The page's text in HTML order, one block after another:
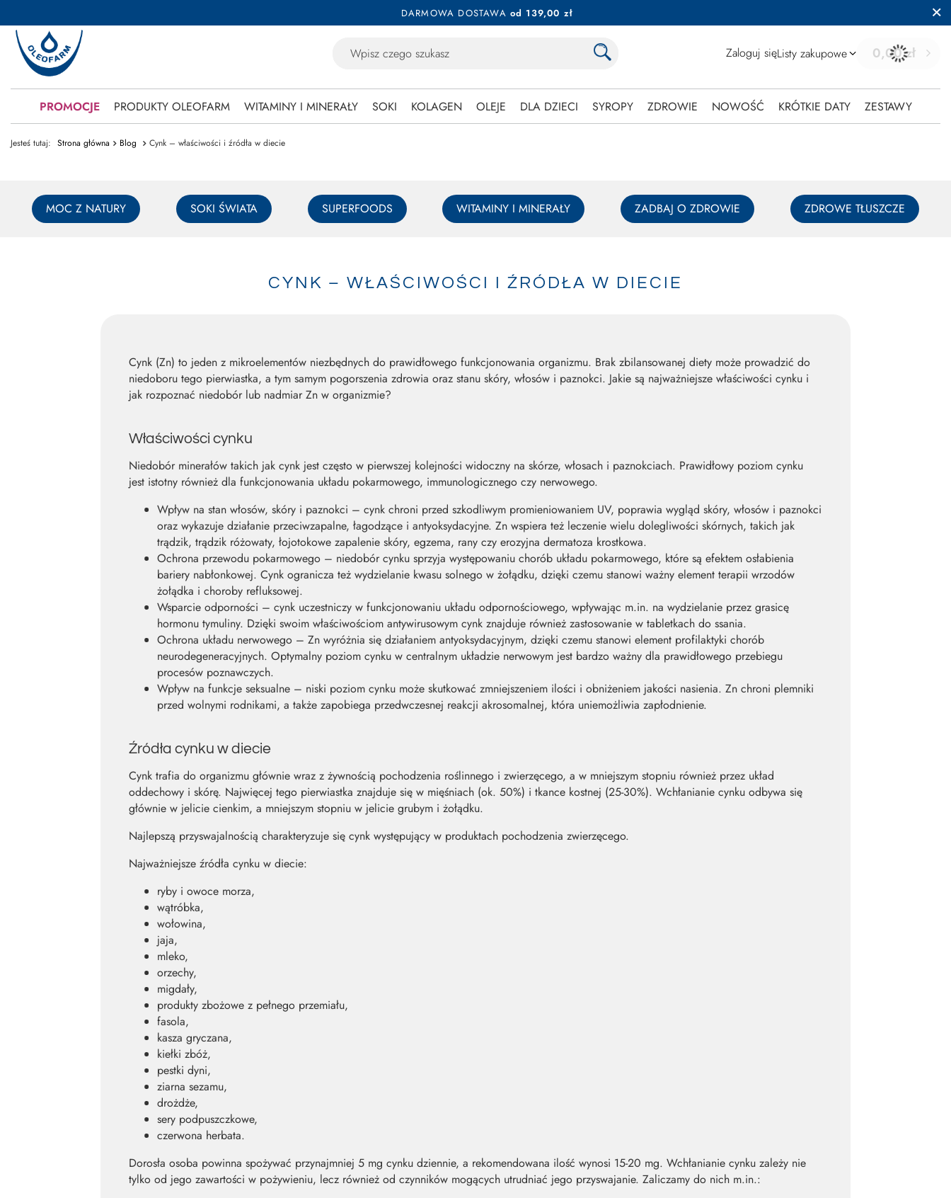
DARMOWA DOSTAWA od 139,00 zł
Zaloguj sięListy zakupowe 0,00 zł
PROMOCJE PRODUKTY OLEOFARM WITAMINY I MINERAŁY SOKI KOLAGEN OLEJE DLA DZIECI SYROPY ZDROWIE NOWOŚĆ KRÓTKIE DATY ZESTAWY
Jesteś tutaj: Strona główna Blog Cynk – właściwości i źródła w diecie
MOC Z NATURY SOKI ŚWIATA SUPERFOODS WITAMINY I MINERAŁY ZADBAJ O ZDROWIE ZDROWE TŁUSZCZE
CYNK – WŁAŚCIWOŚCI I ŹRÓDŁA W DIECIE
Cynk (Zn) to jeden z mikroelementów niezbędnych do prawidłowego funkcjonowania organizmu. Brak zbilansowanej diety może prowadzić do
niedoboru tego pierwiastka, a tym samym pogorszenia zdrowia oraz stanu skóry, włosów i paznokci. Jakie są najważniejsze właściwości cynku i
jak rozpoznać niedobór lub nadmiar Zn w organizmie?
Właściwości cynku
Niedobór minerałów takich jak cynk jest często w pierwszej kolejności widoczny na skórze, włosach i paznokciach. Prawidłowy poziom cynku
jest istotny również dla funkcjonowania układu pokarmowego, immunologicznego czy nerwowego.
Wpływ na stan włosów, skóry i paznokci – cynk chroni przed szkodliwym promieniowaniem UV, poprawia wygląd skóry, włosów i paznokci
oraz wykazuje działanie przeciwzapalne, łagodzące i antyoksydacyjne. Zn wspiera też leczenie wielu dolegliwości skórnych, takich jak
trądzik, trądzik różowaty, łojotokowe zapalenie skóry, egzema, rany czy erozyjna dermatoza krostkowa.
Ochrona przewodu pokarmowego – niedobór cynku sprzyja występowaniu chorób układu pokarmowego, które są efektem osłabienia
bariery nabłonkowej. Cynk ogranicza też wydzielanie kwasu solnego w żołądku, dzięki czemu stanowi ważny element terapii wrzodów
żołądka i choroby refluksowej.
Wsparcie odporności – cynk uczestniczy w funkcjonowaniu układu odpornościowego, wpływając m.in. na wydzielanie przez grasicę
hormonu tymuliny. Dzięki swoim właściwościom antywirusowym cynk znajduje również zastosowanie w tabletkach do ssania.
Ochrona układu nerwowego – Zn wyróżnia się działaniem antyoksydacyjnym, dzięki czemu stanowi element profilaktyki chorób
neurodegeneracyjnych. Optymalny poziom cynku w centralnym układzie nerwowym jest bardzo ważny dla prawidłowego przebiegu
procesów poznawczych.
Wpływ na funkcje seksualne – niski poziom cynku może skutkować zmniejszeniem ilości i obniżeniem jakości nasienia. Zn chroni plemniki
przed wolnymi rodnikami, a także zapobiega przedwczesnej reakcji akrosomalnej, która uniemożliwia zapłodnienie.
Źródła cynku w diecie
Cynk trafia do organizmu głównie wraz z żywnością pochodzenia roślinnego i zwierzęcego, a w mniejszym stopniu również przez układ
oddechowy i skórę. Najwięcej tego pierwiastka znajduje się w mięśniach (ok. 50%) i tkance kostnej (25-30%). Wchłanianie cynku odbywa się
głównie w jelicie cienkim, a mniejszym stopniu w jelicie grubym i żołądku.
Najlepszą przyswajalnością charakteryzuje się cynk występujący w produktach pochodzenia zwierzęcego.
Najważniejsze źródła cynku w diecie:
ryby i owoce morza,
wątróbka,
wołowina,
jaja,
mleko,
orzechy,
migdały,
produkty zbożowe z pełnego przemiału,
fasola,
kasza gryczana,
kiełki zbóż,
pestki dyni,
ziarna sezamu,
drożdże,
sery podpuszczkowe,
czerwona herbata.
Dorosła osoba powinna spożywać przynajmniej 5 mg cynku dziennie, a rekomendowana ilość wynosi 15-20 mg. Wchłanianie cynku zależy nie
tylko od jego zawartości w pożywieniu, lecz również od czynników mogących utrudniać jego przyswajanie. Zaliczamy do nich m.in.: